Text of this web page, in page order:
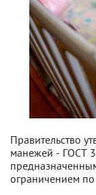
Правительство
манежей - ГОСТ
ограничением